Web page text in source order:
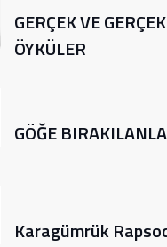
GERÇEK VE
ÖYKÜLER
GÖĞE
Karagümrük